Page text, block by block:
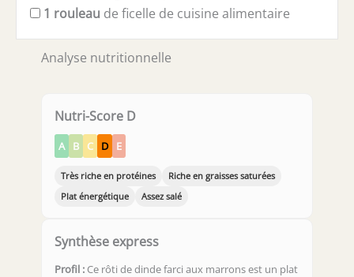
1 rouleau de ficelle de cuisine alimentaire
Analyse nutritionnelle
Nutri-Score D
A B C D E
Très riche en protéines
Riche en graisses saturées
Plat énergétique
Assez salé
Synthèse express
Profil : Ce rôti de dinde farci aux marrons est un plat